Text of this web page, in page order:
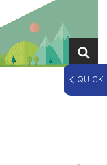
QUICK